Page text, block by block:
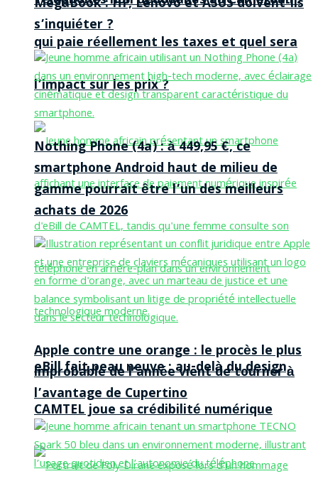
qui paie réellement les taxes et quel sera
l’impact sur les prix ?
eBill fait peau neuve : au-delà du design,
CAMTEL joue sa crédibilité numérique
MegaBook : HP, Lenovo et ASUS doivent-ils
s’inquiéter ?
Nothing Phone (4a) : à 449,95 €, ce
smartphone Android haut de milieu de
gamme pourrait être l’un des meilleurs
achats de 2026
Apple contre une orange : le procès le plus
improbable de l’année vient de tourner à
l’avantage de Cupertino